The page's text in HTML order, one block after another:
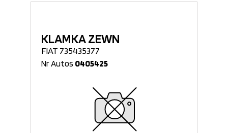
KLAMKA ZEWN
FIAT 735435377
Nr Autos 0405425